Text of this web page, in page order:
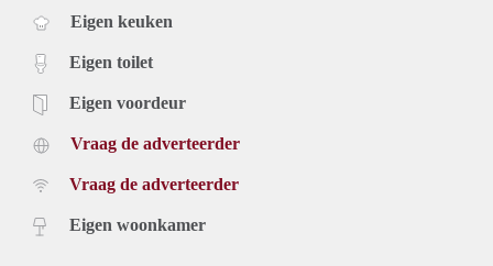
Eigen keuken
Eigen toilet
Eigen voordeur
Vraag de adverteerder
Vraag de adverteerder
Eigen woonkamer